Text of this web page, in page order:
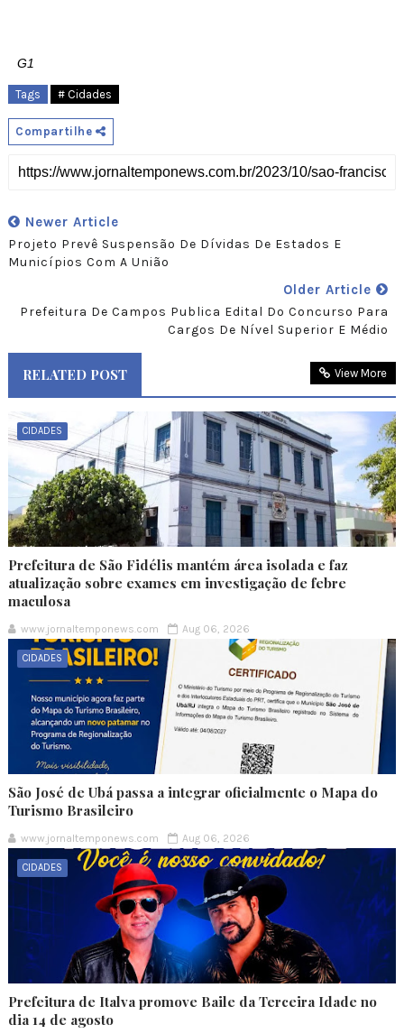
G1
Tags # Cidades
Compartilhe
Newer Article
Projeto Prevê Suspensão De Dívidas De Estados E
Municípios Com A União
Older Article
Prefeitura De Campos Publica Edital Do Concurso Para
Cargos De Nível Superior E Médio
RELATED POST View More
CIDADES
Prefeitura de São Fidélis mantém área isolada e faz
atualização sobre exames em investigação de febre
maculosa
www.jornaltemponews.com Aug 06, 2026
CIDADES
São José de Ubá passa a integrar oficialmente o Mapa do
Turismo Brasileiro
www.jornaltemponews.com Aug 06, 2026
CIDADES
Prefeitura de Italva promove Baile da Terceira Idade no
dia 14 de agosto